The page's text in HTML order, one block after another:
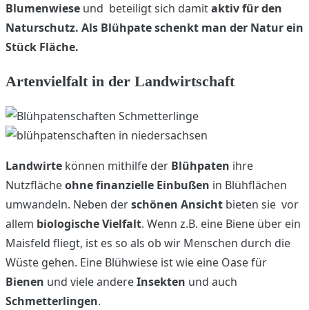
Blumenwiese und beteiligt sich damitaktiv für den
Naturschutz. Als Blühpate schenkt man der Natur ein
Stück Fläche.
Artenvielfalt in der Landwirtschaft
Landwirte können mithilfe der Blühpaten ihre
Nutzflächeohne finanzielle Einbußen in Blühflächen
umwandeln. Neben derschönen Ansicht bieten sie vor
allem biologische Vielfalt. Wenn z.B. eine Biene über ein
Maisfeld fliegt, ist es so als ob wir Menschen durch die
Wüste gehen. Eine Blühwiese ist wie eine Oase für
Bienen und viele andereInsekten und auch
Schmetterlingen.